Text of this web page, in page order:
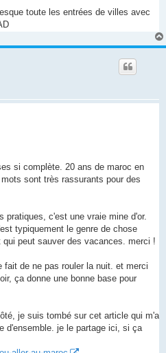
toute les entrées de villes avec
si complète. 20 ans de maroc en
sont très rassurants pour des
c'est une vraie mine d'or.
typiquement le genre de chose
peut sauver des vacances. merci !
de ne pas rouler la nuit. et merci
ça donne une bonne base pour
je suis tombé sur cet article qui m'a
d'ensemble. je le partage ici, si ça